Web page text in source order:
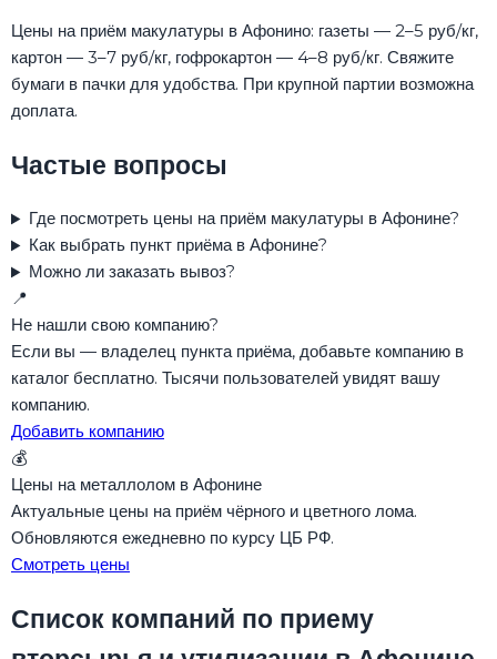
Цены на приём макулатуры в Афонино: газеты — 2–5 руб/кг,
картон — 3–7 руб/кг, гофрокартон — 4–8 руб/кг. Свяжите
бумаги в пачки для удобства. При крупной партии возможна
доплата.
Частые вопросы
Где посмотреть цены на приём макулатуры в Афонине?
Как выбрать пункт приёма в Афонине?
Можно ли заказать вывоз?
📍
Не нашли свою компанию?
Если вы — владелец пункта приёма, добавьте компанию в
каталог бесплатно. Тысячи пользователей увидят вашу
компанию.
Добавить компанию
💰
Цены на металлолом в Афонине
Актуальные цены на приём чёрного и цветного лома.
Обновляются ежедневно по курсу ЦБ РФ.
Смотреть цены
Список компаний по приему